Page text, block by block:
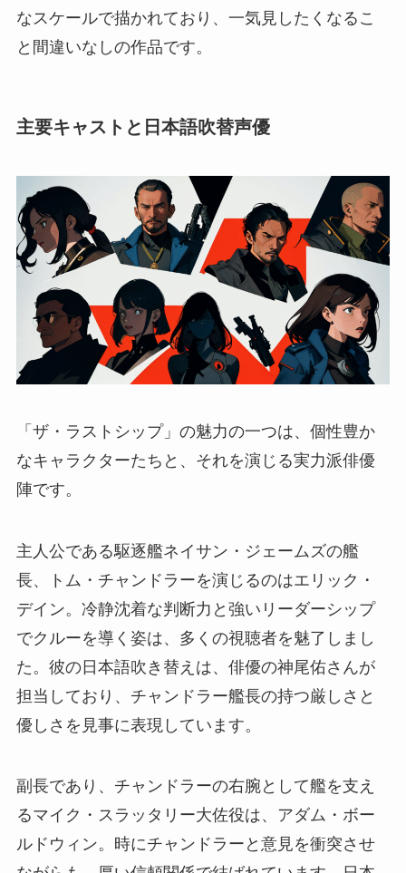
なスケールで描かれており、一気見したくなるこ
と間違いなしの作品です。
主要キャストと日本語吹替声優
「ザ・ラストシップ」の魅力の一つは、個性豊か
なキャラクターたちと、それを演じる実力派俳優
陣です。
主人公である駆逐艦ネイサン・ジェームズの艦
長、トム・チャンドラーを演じるのはエリック・
デイン。冷静沈着な判断力と強いリーダーシップ
でクルーを導く姿は、多くの視聴者を魅了しまし
た。彼の日本語吹き替えは、俳優の神尾佑さんが
担当しており、チャンドラー艦長の持つ厳しさと
優しさを見事に表現しています。
副長であり、チャンドラーの右腕として艦を支え
るマイク・スラッタリー大佐役は、アダム・ボー
ルドウィン。時にチャンドラーと意見を衝突させ